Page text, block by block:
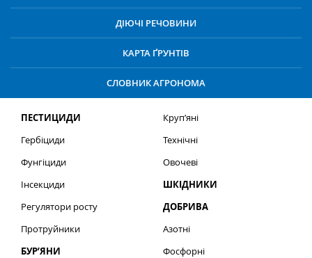
ДІЮЧІ РЕЧОВИНИ
КАРТА ҐРУНТІВ
СЛОВНИК АГРОНОМА
ПЕСТИЦИДИ
Гербіциди
Фунгіциди
Інсекциди
Регулятори росту
Протруйники
БУР’ЯНИ
Круп’яні
Технічні
Овочеві
ШКІДНИКИ
ДОБРИВА
Азотні
Фосфорні